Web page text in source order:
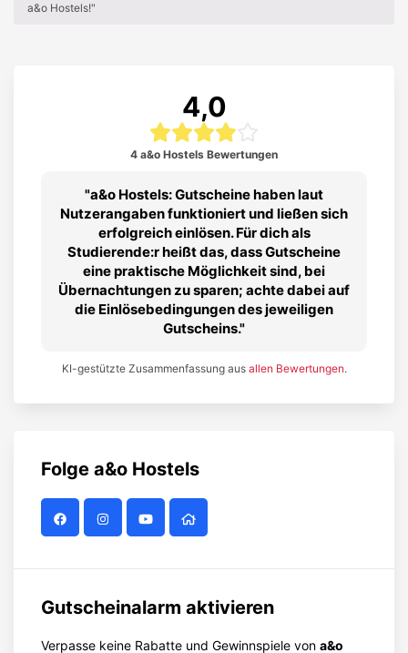
a&o Hostels!"
4,0
4 a&o Hostels Bewertungen
a&o Hostels: Gutscheine haben laut
Nutzerangaben funktioniert und ließen sich
erfolgreich einlösen. Für dich als
Studierende:r heißt das, dass Gutscheine
eine praktische Möglichkeit sind, bei
Übernachtungen zu sparen; achte dabei auf
die Einlösebedingungen des jeweiligen
Gutscheins.
KI-gestützte Zusammenfassung aus allen Bewertungen.
Folge a&o Hostels
Gutscheinalarm aktivieren
Verpasse keine Rabatte und Gewinnspiele von a&o